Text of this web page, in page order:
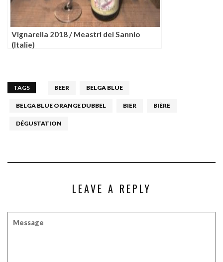
Vignarella 2018 / Meastri del Sannio
(Italie)
TAGS BEER BELGA BLUE
BELGA BLUE ORANGE DUBBEL BIER BIÈRE
DÉGUSTATION
LEAVE A REPLY